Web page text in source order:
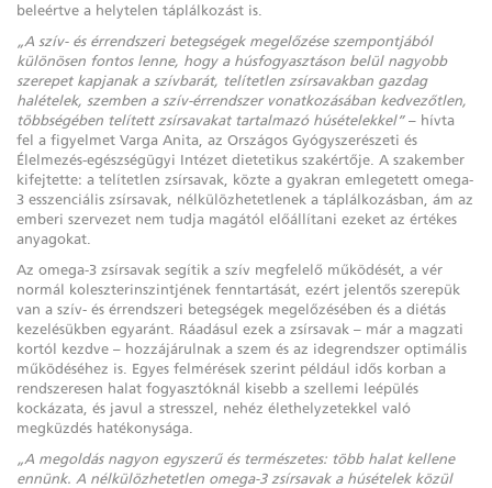
beleértve a helytelen táplálkozást is.
„A szív- és érrendszeri betegségek megelőzése szempontjából
különösen fontos lenne, hogy a húsfogyasztáson belül nagyobb
szerepet kapjanak a szívbarát, telítetlen zsírsavakban gazdag
halételek, szemben a szív-érrendszer vonatkozásában kedvezőtlen,
többségében telített zsírsavakat tartalmazó húsételekkel”– hívta
fel a figyelmet Varga Anita, az Országos Gyógyszerészeti és
Élelmezés-egészségügyi Intézet dietetikus szakértője. A szakember
kifejtette: a telítetlen zsírsavak, közte a gyakran emlegetett omega-
3 esszenciális zsírsavak, nélkülözhetetlenek a táplálkozásban, ám az
emberi szervezet nem tudja magától előállítani ezeket az értékes
anyagokat.
Az omega-3 zsírsavak segítik a szív megfelelő működését, a vér
normál koleszterinszintjének fenntartását, ezért jelentős szerepük
van a szív- és érrendszeri betegségek megelőzésében és a diétás
kezelésükben egyaránt. Ráadásul ezek a zsírsavak – már a magzati
kortól kezdve – hozzájárulnak a szem és az idegrendszer optimális
működéséhez is. Egyes felmérések szerint például idős korban a
rendszeresen halat fogyasztóknál kisebb a szellemi leépülés
kockázata, és javul a stresszel, nehéz élethelyzetekkel való
megküzdés hatékonysága.
„A megoldás nagyon egyszerű és természetes: több halat kellene
ennünk. A nélkülözhetetlen omega-3 zsírsavak a húsételek közül